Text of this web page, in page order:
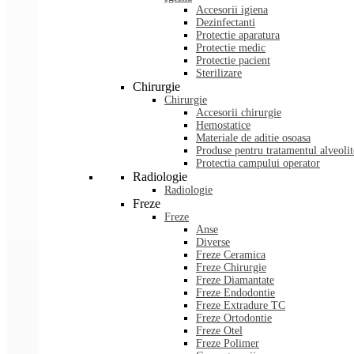
Accesorii igiena
Dezinfectanti
Protectie aparatura
Protectie medic
Protectie pacient
Sterilizare
Chirurgie
Chirurgie
Accesorii chirurgie
Hemostatice
Materiale de aditie osoasa
Produse pentru tratamentul
Protectia campului operator
Radiologie
Radiologie
Freze
Freze
Anse
Diverse
Freze Ceramica
Freze Chirurgie
Freze Diamantate
Freze Endodontie
Freze Extradure TC
Freze Ortodontie
Freze Otel
Freze Polimer